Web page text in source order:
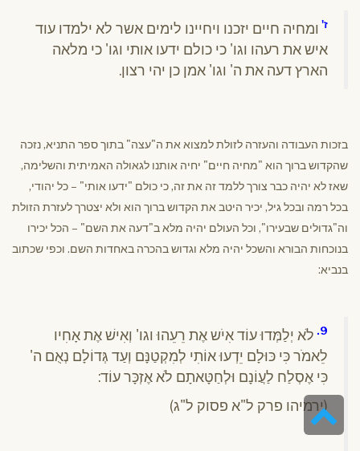
ז' ומחיה חיים יזכנו ויחיינו לימים אשר לא ילמדו עוד
איש את רעהו וגו' כי כולם ידעו אותי וגו' כי מלאה
הארץ דעה את ה' וגו' אמן כן יהי רצון.
בזכות העבודה והעזרה לזולת למצוא את ה"עצה" בתוך ספר התניא, נזכה
שהקדוש ברוך הוא "מחיה חיים" יחיה אותנו לגאולה האמיתית והשלימה,
שאז לא יהיה כבר צורך ללמד זה את זה, כי כולם "ידעו אותי" – כל יהודי,
בכל רמה ובכל גיל, יכיר היטב את הקדוש ברוך הוא ולא יצטרך לעזרת הזולת
וה"גדולים שבעירו", וכל העולם יהיה מלא ב"דעה את השם" – הכל יכירו
בנוכחות הבורא והשכל יהיה מלא וגדוש בהכרה באחדות השם. וכפי שכתוב
בנביא:
9. לֹא יְלַמְּדוּ עוֹד אִיֹש אֶת רֵעֵהוּ וגו' וְאִישׁ אֶת אָחִיו
לֵאמֹר כִּי כּוּלָם יֵדְעוּ אוֹתִי לְמִקְטַנָּם וְעַד גְּדוֹלָם נְאֻם ה'
כִּי אֶסְלַח לַעֲוֹנָם וּלְחַטָּאתָם לֹא אֶזְכָּר עוֹד:
(ירמיהו פרק ל"א פסוק ל"ג)
גלילה
לראש